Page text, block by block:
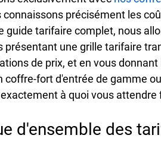
connaissons précisément les
guide tarifaire complet, nous
présentant une grille tarifaire
de prix, et en vous
coffre-fort d'entrée de gamme
à quoi vous
d'ensemble des